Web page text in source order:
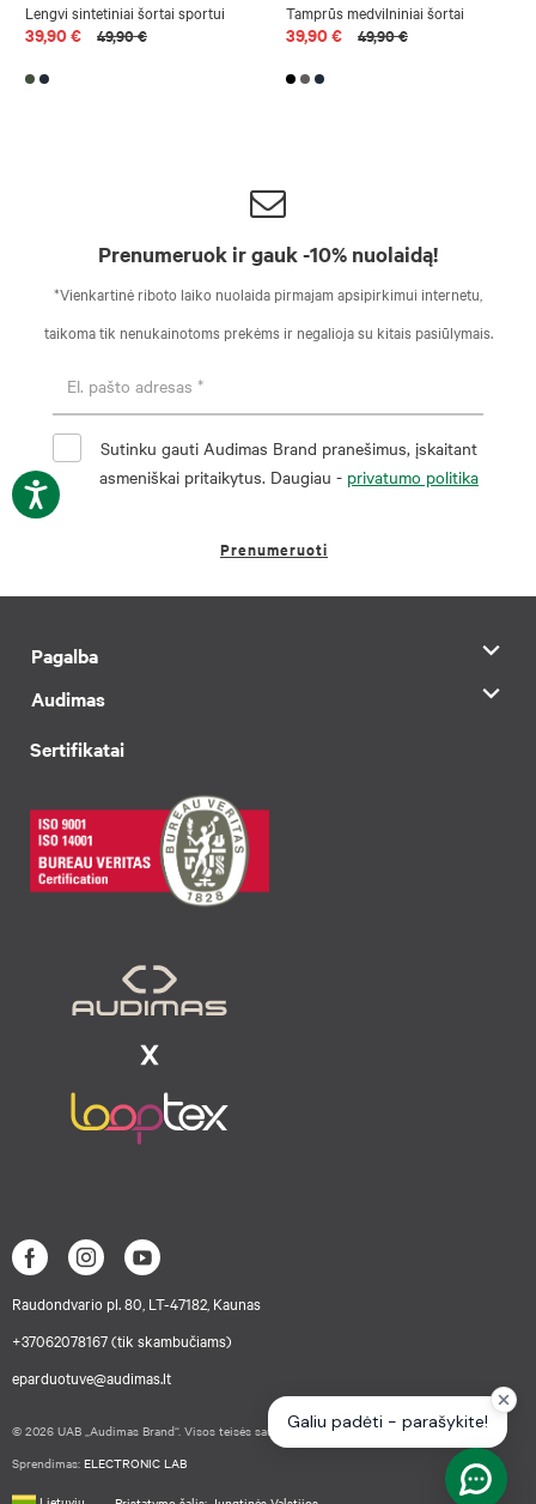
Lengvi sintetiniai šortai sportui
39,90 € 49,90 €
Tamprūs medvilniniai šortai
39,90 € 49,90 €
Prenumeruok ir gauk -10% nuolaidą!
*Vienkartinė riboto laiko nuolaida pirmajam apsipirkimui internetu,
taikoma tik nenukainotoms prekėms ir negalioja su kitais pasiūlymais.
Sutinku gauti Audimas Brand pranešimus, įskaitant
asmeniškai pritaikytus. Daugiau - privatumo politika
Prenumeruoti
Pagalba
Audimas
Sertifikatai
Raudondvario pl. 80, LT-47182, Kaunas
+37062078167 (tik skambučiams)
eparduotuve@audimas.lt
© 2026 UAB „Audimas Brand“. Visos teisės saugomos.
Sprendimas: ELECTRONIC LAB